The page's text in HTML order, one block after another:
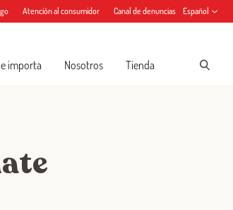
Atención al consumidor Canal de denuncias Español
importa Nosotros Tienda